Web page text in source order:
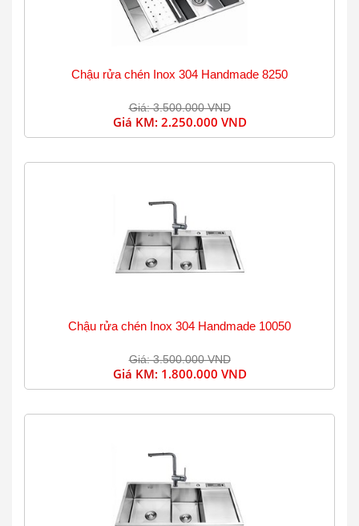
Chậu rửa chén Inox 304 Handmade 8250
Giá: 3.500.000 VND
Giá KM: 2.250.000 VND
Chậu rửa chén Inox 304 Handmade 10050
Giá: 3.500.000 VND
Giá KM: 1.800.000 VND